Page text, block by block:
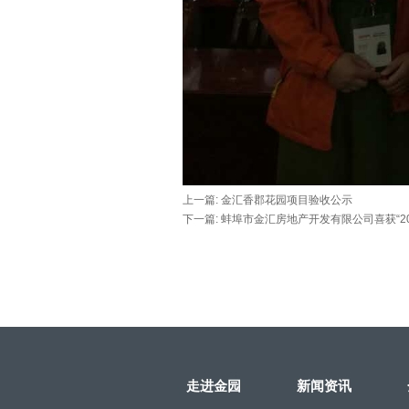
上一篇: 金汇香郡花园项目验收公示
下一篇: 蚌埠市金汇房地产开发有限公司喜获
走进金园 新闻资讯